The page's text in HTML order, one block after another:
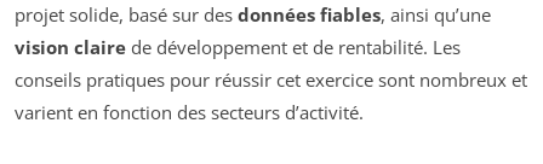
projet solide, basé sur des données fiables, ainsi qu’une
vision claire de développement et de rentabilité. Les
conseils pratiques pour réussir cet exercice sont nombreux et
varient en fonction des secteurs d’activité.